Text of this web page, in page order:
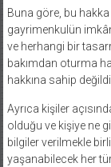
Buna göre, bu
gayrimenkulün
ve herhangi bir
bakımdan oturma
hakkına sahip
Ayrıca kişiler
olduğu ve kişiye ne
bilgiler verilmekle
yaşanabilecek her